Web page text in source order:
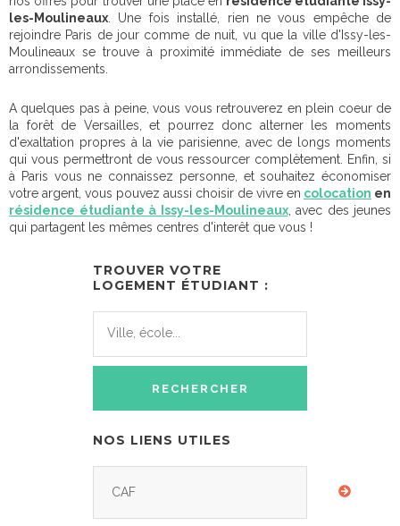
les-Moulineaux . Une fois installé, rien ne vous empêche de
rejoindre Paris de jour comme de nuit, vu que la ville d'Issy-les-
Moulineaux se trouve à proximité immédiate de ses meilleurs
arrondissements.
A quelques pas à peine, vous vous retrouverez en plein coeur de
la forêt de Versailles, et pourrez donc alterner les moments
d'exaltation propres à la vie parisienne, avec de longs moments
qui vous permettront de vous ressourcer complètement. Enfin, si
à Paris vous ne connaissez personne, et souhaitez économiser
votre argent, vous pouvez aussi choisir de vivre en colocation en
résidence étudiante à Issy-les-Moulineaux, avec des jeunes
qui partagent les mêmes centres d'interêt que vous !
TROUVER VOTRE
LOGEMENT ÉTUDIANT :
NOS LIENS UTILES
CAF